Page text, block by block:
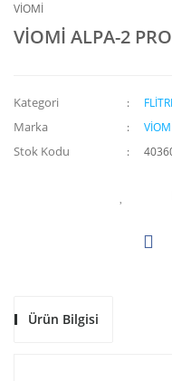
VİOMİ
VİOMİ ALPA-2
Kategori
Marka
Stok Kodu
Ürün Bilgisi